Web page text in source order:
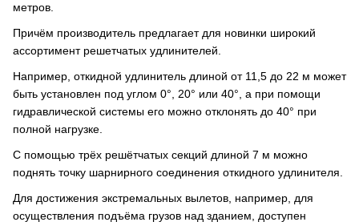
метров.
Причём производитель предлагает для новинки широкий
ассортимент решетчатых удлинителей.
Например, откидной удлинитель длиной от 11,5 до 22 м может
быть установлен под углом 0°, 20° или 40°, а при помощи
гидравлической системы его можно отклонять до 40° при
полной нагрузке.
С помощью трёх решётчатых секций длиной 7 м можно
поднять точку шарнирного соединения откидного удлинителя.
Для достижения экстремальных вылетов, например, для
осуществления подъёма грузов над зданием, доступен